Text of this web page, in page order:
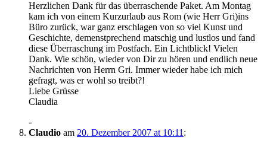
Herzlichen Dank für das überraschende Paket. Am Montag
kam ich von einem Kurzurlaub aus Rom (wie Herr Gri)ins
Büro zurück, war ganz erschlagen von so viel Kunst und
Geschichte, demenstprechend matschig und lustlos und fand
diese Überraschung im Postfach. Ein Lichtblick! Vielen
Dank. Wie schön, wieder von Dir zu hören und endlich neue
Nachrichten von Herrn Gri. Immer wieder habe ich mich
gefragt, was er wohl so treibt?!
Liebe Grüsse
Claudia
-
Claudio am 20. Dezember 2007 at 10:11 :